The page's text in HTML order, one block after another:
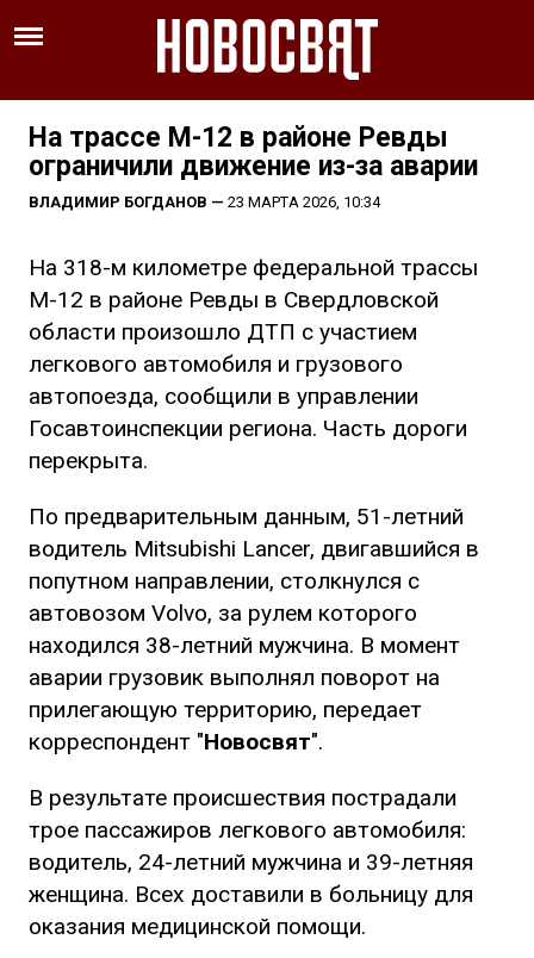
На трассе М-12 в районе Ревды
ограничили движение из-за аварии
ВЛАДИМИР БОГДАНОВ — 23 МАРТА 2026, 10:34
На 318-м километре федеральной трассы
М-12 в районе Ревды в Свердловской
области произошло ДТП с участием
легкового автомобиля и грузового
автопоезда, сообщили в управлении
Госавтоинспекции региона. Часть дороги
перекрыта.
По предварительным данным, 51-летний
водитель Mitsubishi Lancer, двигавшийся в
попутном направлении, столкнулся с
автовозом Volvo, за рулем которого
находился 38-летний мужчина. В момент
аварии грузовик выполнял поворот на
прилегающую территорию, передает
корреспондент "Новосвят".
В результате происшествия пострадали
трое пассажиров легкового автомобиля:
водитель, 24-летний мужчина и 39-летняя
женщина. Всех доставили в больницу для
оказания медицинской помощи.